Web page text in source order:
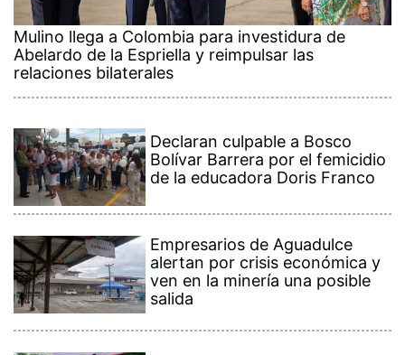
Mulino llega a Colombia para investidura de
Abelardo de la Espriella y reimpulsar las
relaciones bilaterales
Declaran culpable a Bosco
Bolívar Barrera por el femicidio
de la educadora Doris Franco
Empresarios de Aguadulce
alertan por crisis económica y
ven en la minería una posible
salida